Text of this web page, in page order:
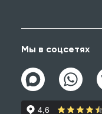
Мы в соцсетях